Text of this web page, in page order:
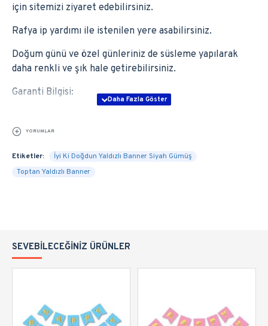
için sitemizi ziyaret edebilirsiniz.
Rafya ip yardımı ile istenilen yere asabilirsiniz.
Doğum günü ve özel günleriniz de süsleme yapılarak
daha renkli ve şık hale getirebilirsiniz.
Garanti Bilgisi:
YORUMLAR
Etiketler:
İyi Ki Doğdun Yaldızlı Banner Siyah Gümüş
Toptan Yaldızlı Banner
SEVEBILECEĞINIZ ÜRÜNLER